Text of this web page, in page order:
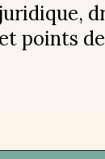
points